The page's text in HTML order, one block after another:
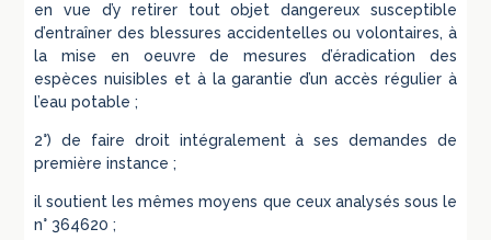
en vue d’y retirer tout objet dangereux susceptible
d’entraîner des blessures accidentelles ou volontaires, à
la mise en oeuvre de mesures d’éradication des
espèces nuisibles et à la garantie d’un accès régulier à
l’eau potable ;
2°) de faire droit intégralement à ses demandes de
première instance ;
il soutient les mêmes moyens que ceux analysés sous le
n° 364620 ;